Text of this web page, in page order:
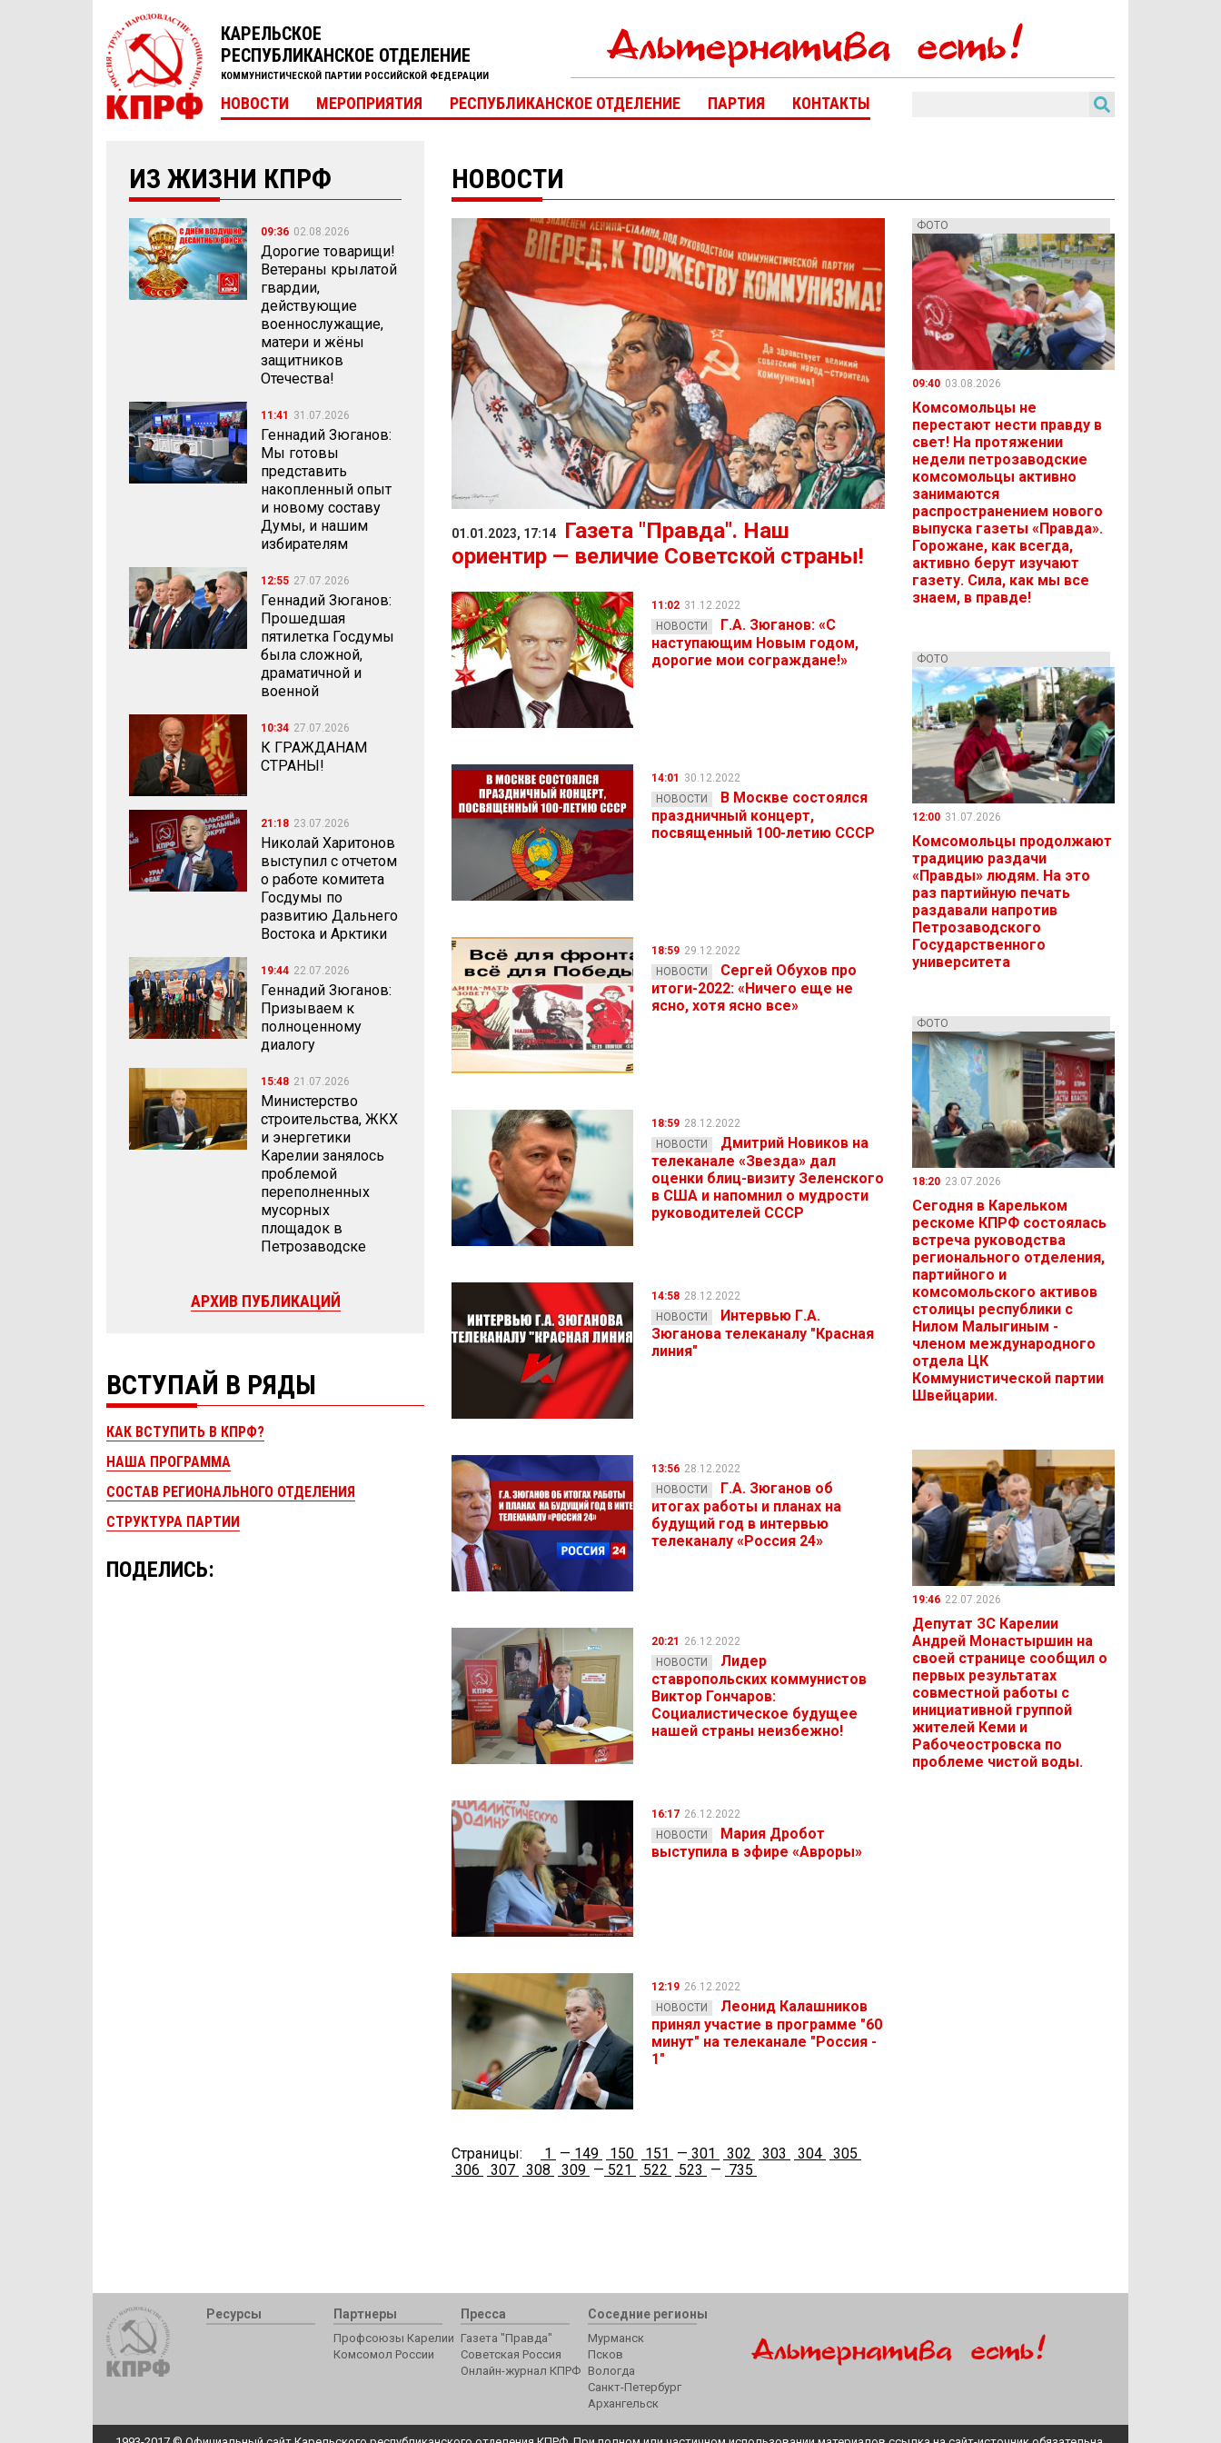
КАРЕЛЬСКОЕ
РЕСПУБЛИКАНСКОЕ ОТДЕЛЕНИЕ
КОММУНИСТИЧЕСКОЙ ПАРТИИ РОССИЙСКОЙ ФЕДЕРАЦИИ
НОВОСТИ МЕРОПРИЯТИЯ РЕСПУБЛИКАНСКОЕ ОТДЕЛЕНИЕ ПАРТИЯ КОНТАКТЫ
ИЗ ЖИЗНИ КПРФ
09:36 02.08.2026
Дорогие товарищи!
Ветераны крылатой
гвардии,
действующие
военнослужащие,
матери и жёны
защитников
Отечества!
11:41 31.07.2026
Геннадий Зюганов:
Мы готовы
представить
накопленный опыт
и новому составу
Думы, и нашим
избирателям
12:55 27.07.2026
Геннадий Зюганов:
Прошедшая
пятилетка Госдумы
была сложной,
драматичной и
военной
10:34 27.07.2026
К ГРАЖДАНАМ
СТРАНЫ!
21:18 23.07.2026
Николай Харитонов
выступил с отчетом
о работе комитета
Госдумы по
развитию Дальнего
Востока и Арктики
19:44 22.07.2026
Геннадий Зюганов:
Призываем к
полноценному
диалогу
15:48 21.07.2026
Министерство
строительства, ЖКХ
и энергетики
Карелии занялось
проблемой
переполненных
мусорных
площадок в
Петрозаводске
АРХИВ ПУБЛИКАЦИЙ
ВСТУПАЙ В РЯДЫ
КАК ВСТУПИТЬ В КПРФ?
НАША ПРОГРАММА
СОСТАВ РЕГИОНАЛЬНОГО ОТДЕЛЕНИЯ
СТРУКТУРА ПАРТИИ
ПОДЕЛИСЬ:
НОВОСТИ
01.01.2023, 17:14
Газета "Правда". Наш
ориентир — величие Советской страны!
11:02 31.12.2022
НОВОСТИ
Г.А. Зюганов: «С
наступающим Новым годом,
дорогие мои сограждане!»
14:01
30.12.2022
НОВОСТИ
В Москве состоялся
праздничный концерт,
посвященный 100-летию СССР
18:59 29.12.2022
НОВОСТИ
Сергей Обухов про
итоги-2022: «Ничего еще не
ясно, хотя ясно все»
18:59 28.12.2022
НОВОСТИ
Дмитрий Новиков на
телеканале «Звезда» дал
оценки блиц-визиту Зеленского
в США и напомнил о мудрости
руководителей СССР
14:58 28.12.2022
НОВОСТИ
Интервью Г.А.
Зюганова телеканалу "Красная
линия"
13:56 28.12.2022
НОВОСТИ
Г.А. Зюганов об
итогах работы и планах на
будущий год в интервью
телеканалу «Россия 24»
20:21
26.12.2022
НОВОСТИ
Лидер
ставропольских коммунистов
Виктор Гончаров:
Социалистическое будущее
нашей страны неизбежно!
16:17 26.12.2022
НОВОСТИ
Мария Дробот
выступила в эфире «Авроры»
12:19 26.12.2022
НОВОСТИ
Леонид Калашников
принял участие в программе "60
минут" на телеканале "Россия -
1"
Страницы: 1 — 149 150 151 — 301 302 303 304
305
306
307 308 309 — 521 522 523 — 735
ФОТО
09:40 03.08.2026
Комсомольцы не
перестают нести правду в
свет! На протяжении
недели петрозаводские
комсомольцы активно
занимаются
распространением нового
выпуска газеты «Правда».
Горожане, как всегда,
активно берут изучают
газету. Сила, как мы все
знаем, в правде!
ФОТО
12:00 31.07.2026
Комсомольцы продолжают
традицию раздачи
«Правды» людям. На это
раз партийную печать
раздавали напротив
Петрозаводского
Государственного
университета
ФОТО
18:20 23.07.2026
Сегодня в Карельком
рескоме КПРФ состоялась
встреча руководства
регионального отделения,
партийного и
комсомольского активов
столицы республики с
Нилом Малыгиным -
членом международного
отдела ЦК
Коммунистической партии
Швейцарии.
19:46 22.07.2026
Депутат ЗС Карелии
Андрей Монастыршин на
своей странице сообщил о
первых результатах
совместной работы с
инициативной группой
жителей Кеми и
Рабочеостровска по
проблеме чистой воды.
Ресурсы Партнеры
Профсоюзы Карелии
Комсомол России
Пресса
Газета "Правда"
Советская Россия
Онлайн-журнал КПРФ
Соседние регионы
Мурманск
Псков
Вологда
Санкт-Петербург
Архангельск